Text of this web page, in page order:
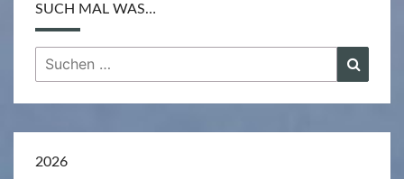
SUCH MAL WAS…
Suchen
nach:
2026